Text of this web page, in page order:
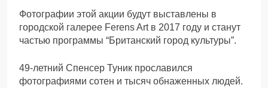
Фотографии этой акции будут выставлены в
городской галерее Ferens Art в 2017 году и станут
частью программы “Британский город культуры”.
49-летний Спенсер Туник прославился
фотографиями сотен и тысяч обнаженных людей.